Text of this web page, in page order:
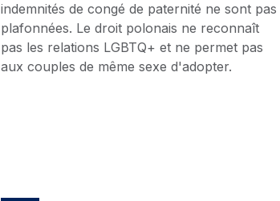
indemnités de congé de paternité ne sont pas
plafonnées. Le droit polonais ne reconnaît
pas les relations LGBTQ+ et ne permet pas
aux couples de même sexe d'adopter.